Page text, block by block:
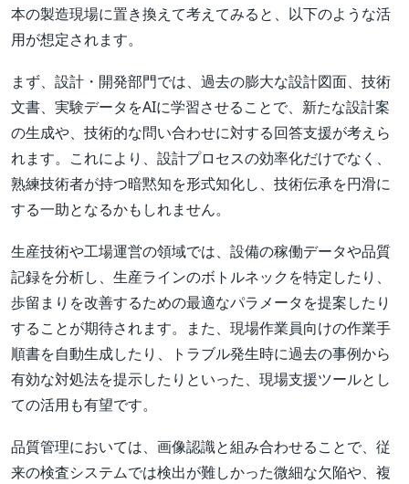
本の製造現場に置き換えて考えてみると、以下のような活
用が想定されます。
まず、設計・開発部門では、過去の膨大な設計図面、技術
文書、実験データをAIに学習させることで、新たな設計案
の生成や、技術的な問い合わせに対する回答支援が考えら
れます。これにより、設計プロセスの効率化だけでなく、
熟練技術者が持つ暗黙知を形式知化し、技術伝承を円滑に
する一助となるかもしれません。
生産技術や工場運営の領域では、設備の稼働データや品質
記録を分析し、生産ラインのボトルネックを特定したり、
歩留まりを改善するための最適なパラメータを提案したり
することが期待されます。また、現場作業員向けの作業手
順書を自動生成したり、トラブル発生時に過去の事例から
有効な対処法を提示したりといった、現場支援ツールとし
ての活用も有望です。
品質管理においては、画像認識と組み合わせることで、従
来の検査システムでは検出が難しかった微細な欠陥や、複